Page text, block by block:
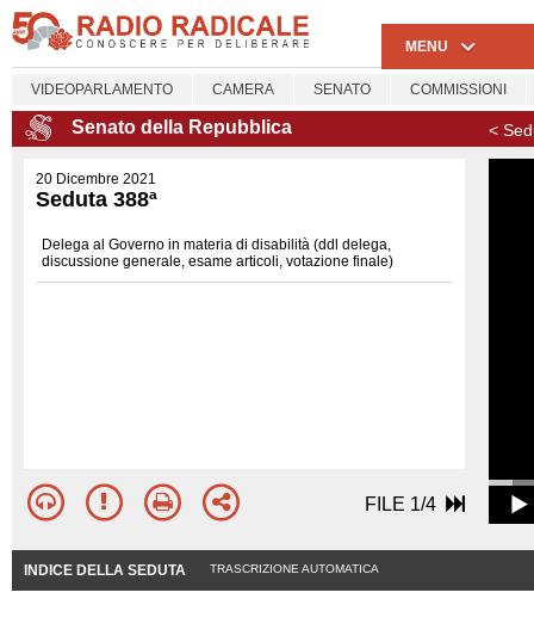
MENU
VIDEOPARLAMENTO CAMERA SENATO COMMISSIONI
Senato della Repubblica <
20 Dicembre 2021
Seduta 388ª
Delega al Governo in materia di disabilità (ddl delega,
discussione generale, esame articoli, votazione finale)
FILE 1/4
INDICE DELLA SEDUTA TRASCRIZIONE AUTOMATICA